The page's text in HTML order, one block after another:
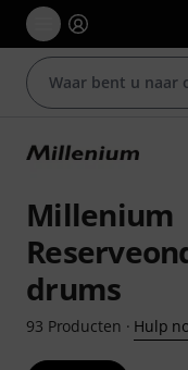
Millenium
drums
93 Producten · Hulp